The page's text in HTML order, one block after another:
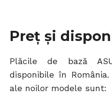
Preț și
Plăcile de bază
disponibile în
ale noilor modele sunt: